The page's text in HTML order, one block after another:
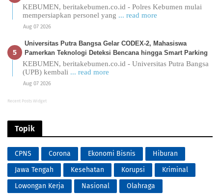
KEBUMEN, beritakebumen.co.id - Polres Kebumen mulai
mempersiapkan personel yang ... read more
Aug 07 2026
Universitas Putra Bangsa Gelar CODEX-2, Mahasiswa
Pamerkan Teknologi Deteksi Bencana hingga Smart Parking
KEBUMEN, beritakebumen.co.id - Universitas Putra Bangsa
(UPB) kembali ... read more
Aug 07 2026
Recent Posts Widget
Topik
CPNS Corona Ekonomi Bisnis
Hiburan
Jawa Tengah
Kesehatan Korupsi
Kriminal
Lowongan Kerja
Nasional
Olahraga